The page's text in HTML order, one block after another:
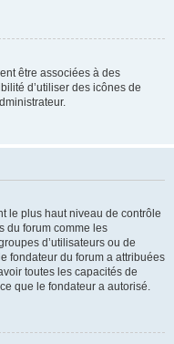
être associées à des
d’utiliser des icônes de
le plus haut niveau de contrôle
du forum comme les
d’utilisateurs ou de
fondateur du forum a attribuées
toutes les capacités de
que le fondateur a autorisé.